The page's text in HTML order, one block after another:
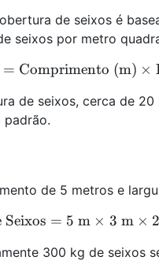
de seixos é
seixos por metro
= Comprimento (m) ×
de seixos, cerca de
padrão.
de 5 metros e
= 5 m × 3 m ×
300 kg de seixos